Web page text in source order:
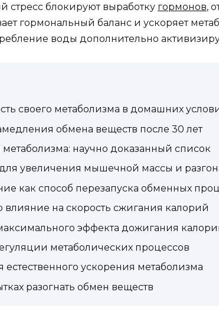
стресс блокируют выработку гормонов,
гормональный баланс и ускоряет
воды дополнительно
своего метаболизма в домашних
обмена веществ после 30 лет
научно доказанный список
увеличения мышечной массы и
как способ перезапуска обменных
на скорость сжигания калорий
эффекта дожигания
метаболических процессов
ускорения метаболизма
разогнать обмен веществ